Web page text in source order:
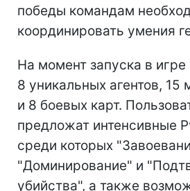
победы командам
координировать умения
На момент запуска в
8 уникальных агентов, 15
и 8 боевых карт.
предложат интенсивные
среди которых
"Доминирование" и
убийства", а также